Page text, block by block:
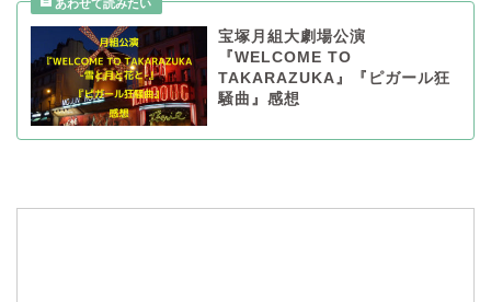
宝塚月組大劇場公演
『WELCOME TO
TAKARAZUKA』『ピガール狂
騒曲』感想